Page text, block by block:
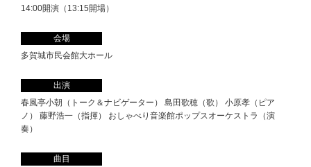
14:00開演（13:15開場）
会場
多賀城市民会館大ホール
出演
春風亭小朝（トーク＆ナビゲーター） 島田歌穂（歌） 小原孝（ピア
ノ） 藤野浩一（指揮） おしゃべり音楽館ポップスオーケストラ（演
奏）
曲目